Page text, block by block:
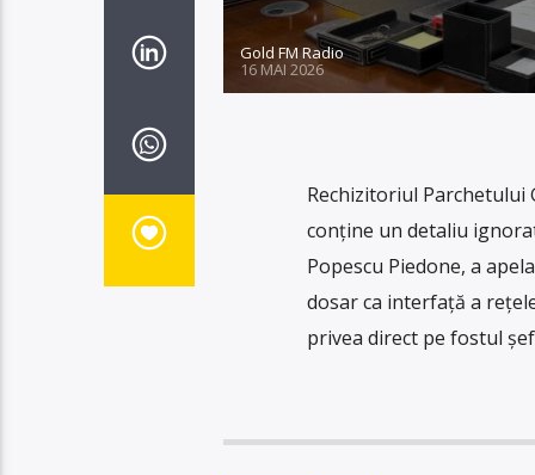
Gold FM Radio
16 MAI 2026
Rechizitoriul
conține un detaliu
Popescu Piedone, a
dosar ca interfață a
privea direct pe fostul